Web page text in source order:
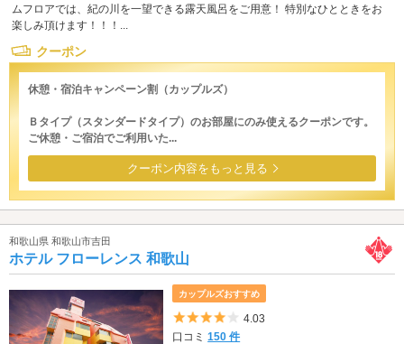
ムフロアでは、紀の川を一望できる露天風呂をご用意！ 特別なひとときをお
楽しみ頂けます！！！...
クーポン
休憩・宿泊キャンペーン割（カップルズ）
Ｂタイプ（スタンダードタイプ）のお部屋にのみ使えるクーポンです。
ご休憩・ご宿泊でご利用いた...
クーポン内容をもっと見る
和歌山県 和歌山市吉田
ホテル フローレンス 和歌山
カップルズおすすめ
5つ星のうち4
4.03
口コミ150 件